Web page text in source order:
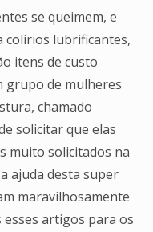
se queimem, e
colírios lubrificantes,
itens de custo
grupo de mulheres
chamado
solicitar que elas
muito solicitados na
ajuda desta super
maravilhosamente
artigos para os